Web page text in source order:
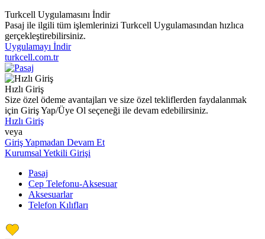
Turkcell Uygulamasını İndir
Pasaj ile ilgili tüm işlemlerinizi Turkcell Uygulamasından hızlıca
gerçekleştirebilirsiniz.
Uygulamayı İndir
turkcell.com.tr
Hızlı Giriş
Size özel ödeme avantajları ve size özel tekliflerden faydalanmak
için Giriş Yap/Üye Ol seçeneği ile devam edebilirsiniz.
Hızlı Giriş
veya
Giriş Yapmadan Devam Et
Kurumsal Yetkili Girişi
Pasaj
Cep Telefonu-Aksesuar
Aksesuarlar
Telefon Kılıfları